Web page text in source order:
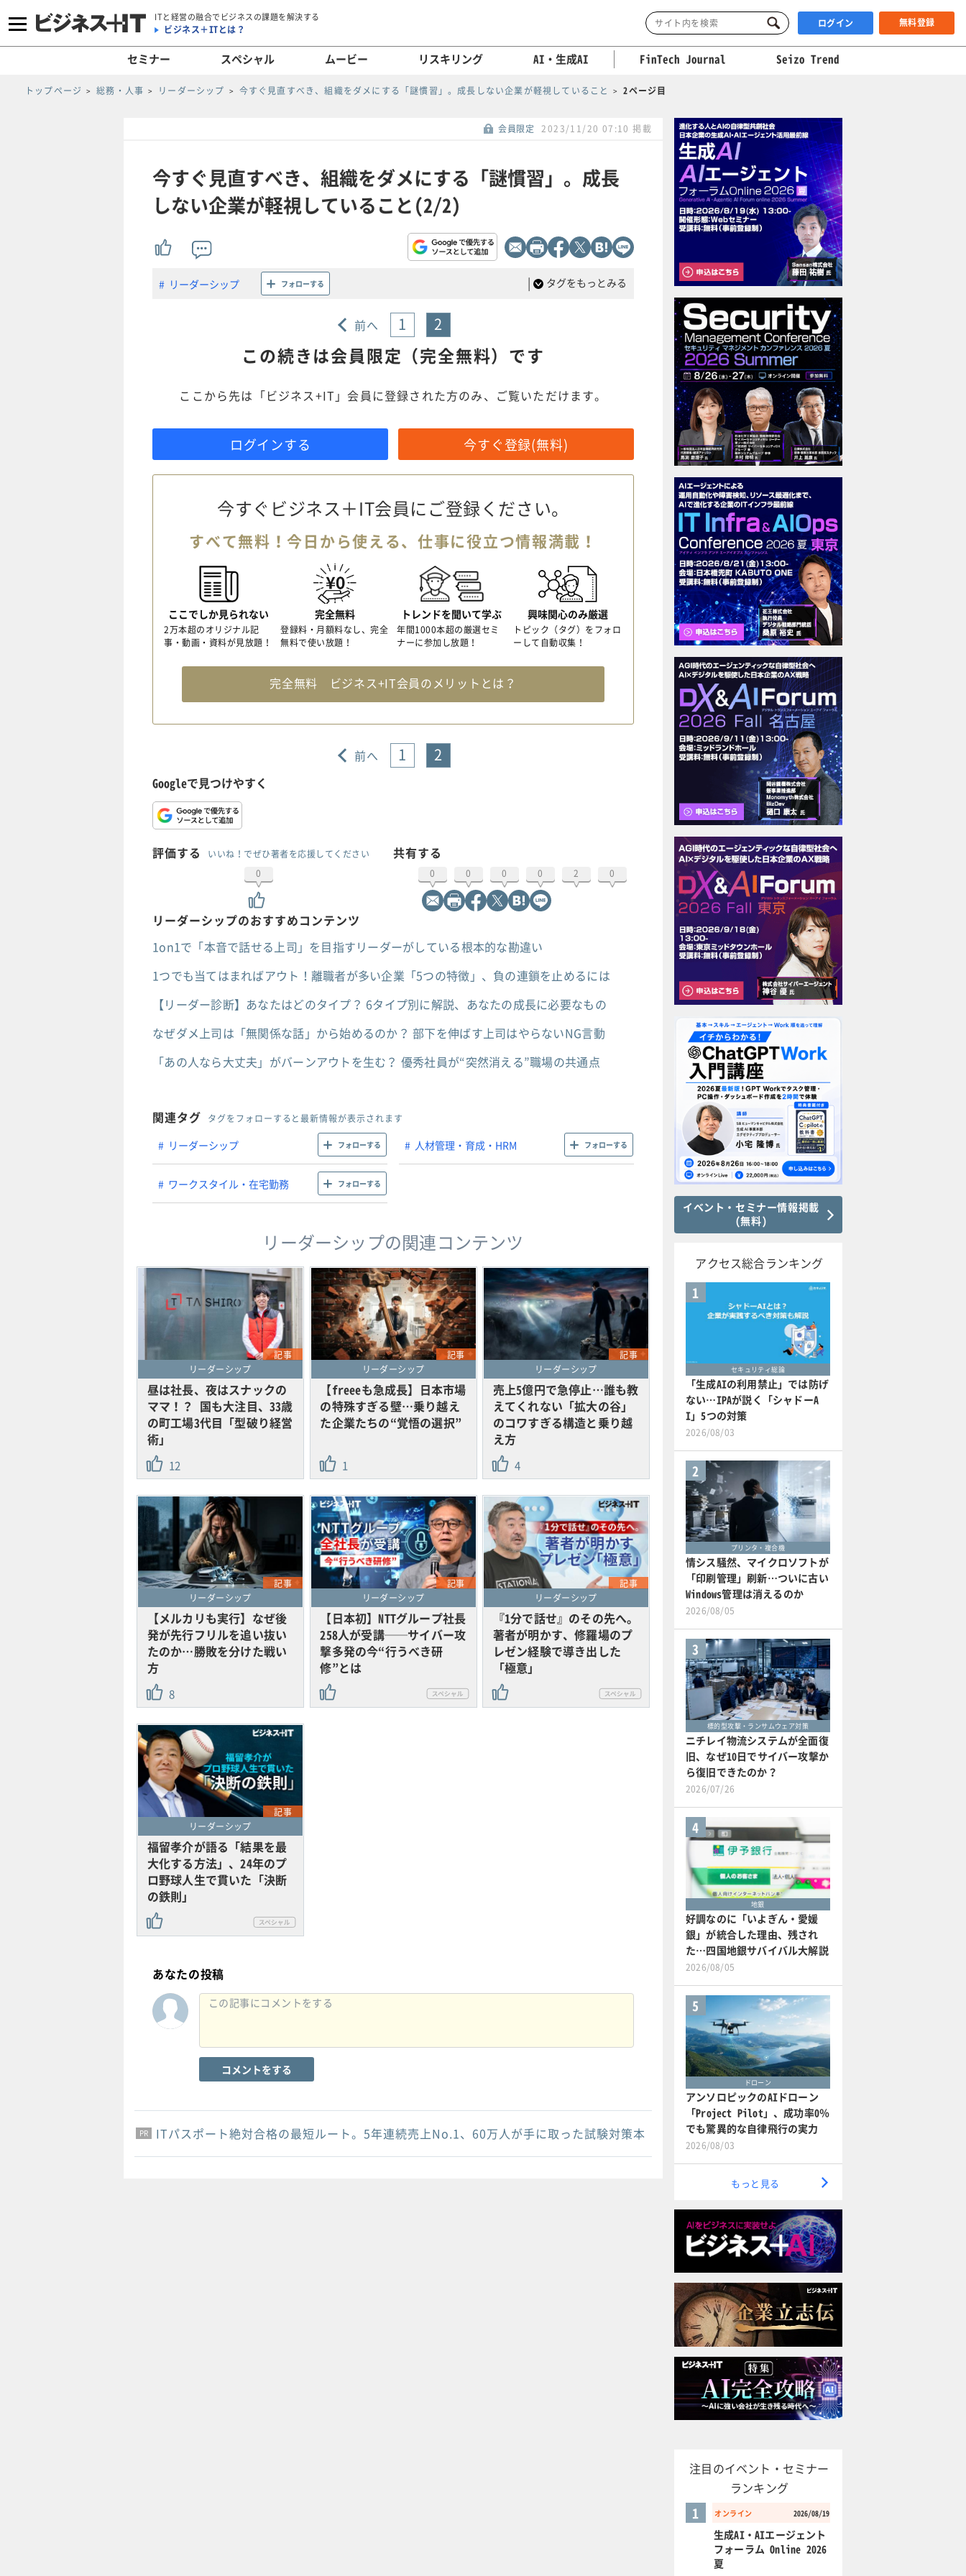
ITと経営の融合でビジネスの課題を解決する
ビジネス＋ITとは？ ログイン 無料登録
セミナー スペシャル ムービー リスキリング AI・生成AI FinTech Journal Seizo Trend
トップページ 総務・人事 リーダーシップ 今すぐ見直すべき、組織をダメにする「謎慣習」。成長しない企業が軽視していること 2ページ目
会員限定 2023/11/20 07:10 掲載
今すぐ見直すべき、組織をダメにする「謎慣習」。成長
しない企業が軽視していること(2/2)
リーダーシップ フォローする | タグをもっとみる
前へ 1 2
この続きは会員限定（完全無料）です
ここから先は「ビジネス+IT」会員に登録された方のみ、ご覧いただけます。
ログインする 今すぐ登録(無料)
今すぐビジネス＋IT会員にご登録ください。
すべて無料！今日から使える、仕事に役立つ情報満載！
ここでしか見られない
2万本超のオリジナル記
事・動画・資料が見放題！
完全無料
登録料・月額料なし、完全
無料で使い放題！
トレンドを聞いて学ぶ
年間1000本超の厳選セミ
ナーに参加し放題！
興味関心のみ厳選
トピック（タグ）をフォロ
ーして自動収集！
完全無料 ビジネス+IT会員のメリットとは？
前へ 1 2
Googleで見つけやすく
評価する
いいね！でぜひ著者を応援してください
0
共有する
0 0 0 0 2 0
リーダーシップのおすすめコンテンツ
1on1で「本音で話せる上司」を目指すリーダーがしている根本的な勘違い
1つでも当てはまればアウト！離職者が多い企業「5つの特徴」、負の連鎖を止めるには
【リーダー診断】あなたはどのタイプ？ 6タイプ別に解説、あなたの成長に必要なもの
なぜダメ上司は「無関係な話」から始めるのか？ 部下を伸ばす上司はやらないNG言動
「あの人なら大丈夫」がバーンアウトを生む？ 優秀社員が“突然消える”職場の共通点
関連タグ タグをフォローすると最新情報が表示されます
リーダーシップ フォローする 人材管理・育成・HRM フォローする
ワークスタイル・在宅勤務 フォローする
リーダーシップの関連コンテンツ
記事
リーダーシップ
昼は社長、夜はスナックの
ママ！？ 国も大注目、33歳
の町工場3代目「型破り経営
術」
12
記事
リーダーシップ
【freeeも急成長】日本市場
の特殊すぎる壁…乗り越え
た企業たちの“覚悟の選択”
1
記事
リーダーシップ
売上5億円で急停止…誰も教
えてくれない「拡大の谷」
のコワすぎる構造と乗り越
え方
4
記事
リーダーシップ
【メルカリも実行】なぜ後
発が先行フリルを追い抜い
たのか…勝敗を分けた戦い
方
8
記事
リーダーシップ
【日本初】NTTグループ社長
258人が受講──サイバー攻
撃多発の今“行うべき研
修”とは
記事
リーダーシップ
『1分で話せ』のその先へ。
著者が明かす、修羅場のプ
レゼン経験で導き出した
「極意」
記事
リーダーシップ
福留孝介が語る「結果を最
大化する方法」、24年のプ
ロ野球人生で貫いた「決断
の鉄則」
あなたの投稿
コメントをする
PR
PR
PR ITパスポート絶対合格の最短ルート。5年連続売上No.1、60万人が手に取った試験対策本
イベント・セミナー情報掲載
(無料)
アクセス総合ランキング
1
セキュリティ総論
「生成AIの利用禁止」では防げ
ない…IPAが説く「シャドーA
I」5つの対策
2026/08/03
2
プリンタ・複合機
情シス騒然、マイクロソフトが
「印刷管理」刷新…ついに古い
Windows管理は消えるのか
2026/08/05
3
標的型攻撃・ランサムウェア対策
ニチレイ物流システムが全面復
旧、なぜ10日でサイバー攻撃か
ら復旧できたのか？
2026/07/26
4
地銀
好調なのに「いよぎん・愛媛
銀」が統合した理由、残され
た…四国地銀サバイバル大解説
2026/08/05
5
ドローン
アンソロピックのAIドローン
「Project Pilot」、成功率0％
でも驚異的な自律飛行の実力
2026/08/03
もっと見る
注目のイベント・セミナー
ランキング
オンライン 2026/08/19
1
生成AI・AIエージェント
フォーラム Online 2026
夏